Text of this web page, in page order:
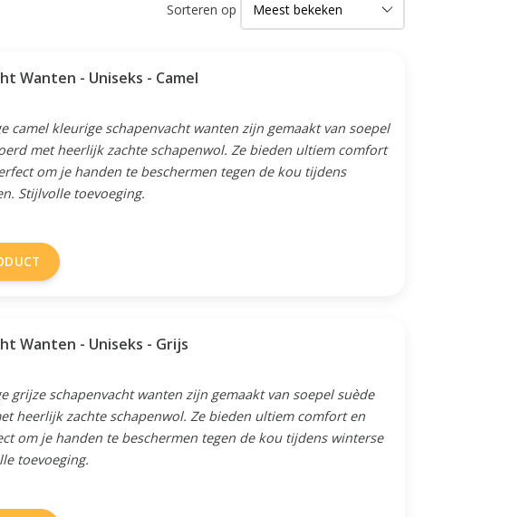
Sorteren op
Wanten - Uniseks - Camel
camel kleurige schapenvacht wanten zijn gemaakt van soepel
met heerlijk zachte schapenwol. Ze bieden ultiem comfort
om je handen te beschermen tegen de kou tijdens
Stijlvolle toevoeging.
Wanten - Uniseks - Grijs
grijze schapenvacht wanten zijn gemaakt van soepel suède
heerlijk zachte schapenwol. Ze bieden ultiem comfort en
om je handen te beschermen tegen de kou tijdens winterse
toevoeging.